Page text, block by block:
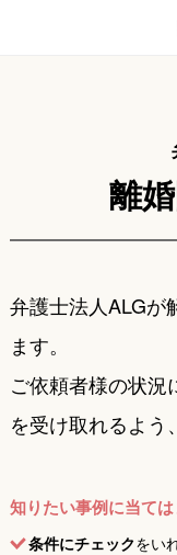
離
弁護士法人ALGが
ます。
ご依頼者様の状
を受け取れるよう
知りたい事例に当て
条件にチェックをい